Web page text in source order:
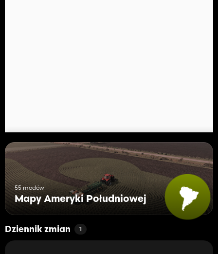
55 modów
Mapy Ameryki Południowej
Dziennik zmian 1